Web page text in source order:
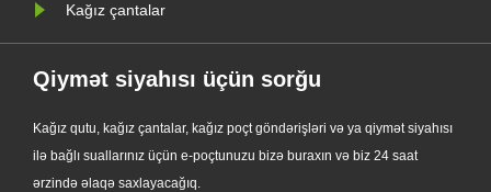
Kağız çantalar
Qiymət siyahısı üçün sorğu
Kağız qutu, kağız çantalar, kağız poçt göndərişləri və ya qiymət siyahısı
ilə bağlı suallarınız üçün e-poçtunuzu bizə buraxın və biz 24 saat
ərzində əlaqə saxlayacağıq.